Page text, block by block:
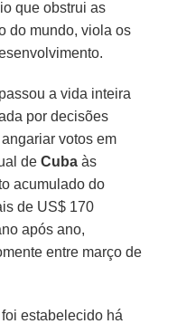
que obstrui as
do mundo, viola os
a vida inteira
por decisões
votos em
deCuba às
acumulado do
de US$ 170
após ano,
entre março de
foi estabelecido há